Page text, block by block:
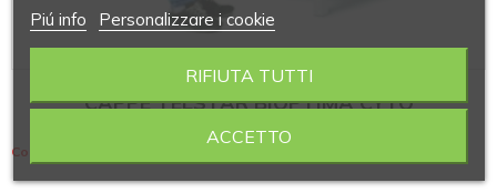
CAPPE TELSTAR BIOPTIMA CYTO
Contiene 2 articoli
Piú info Personalizzare i cookie
RIFIUTA TUTTI
ACCETTO